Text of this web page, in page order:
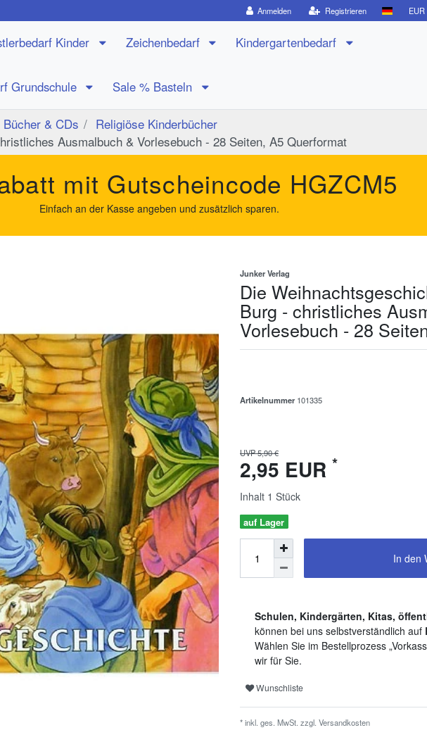
Anmelden Registrieren EUR
Kinder Zeichenbedarf Kindergartenbedarf
Grundschule Sale % Basteln
Bücher & CDs
Religiöse Kinderbücher
Ausmalbuch & Vorlesebuch - 28 Seiten, A5 Querformat
mit Gutscheincode HGZCM5
Einfach an der Kasse angeben und zusätzlich sparen.
Junker Verlag
Die
Burg - christliches
Vorlesebuch - 28
Artikelnummer 101335
UVP 5,90 €
2,95 EUR *
Inhalt 1 Stück
auf Lager
In den
Schulen, Kindergärten, Kitas,
können bei uns selbstverständlich auf
Wählen Sie im Bestellprozess
wir für Sie.
Wunschliste
* inkl. ges. MwSt. zzgl. Versandkosten